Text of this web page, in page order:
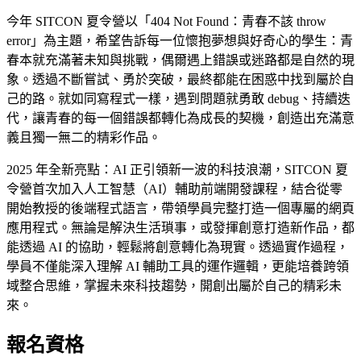
今年 SITCON 夏令營以「404 Not Found：青春不該 throw
error」為主題，希望告訴每一位懷抱夢想與好奇心的學生：青
春本就充滿著未知與挑戰，偶爾遇上錯誤或迷路都是自然的現
象。透過不斷嘗試、勇於突破，最終都能在困惑中找到屬於自
己的路。就如同寫程式一樣，遇到問題就勇敢 debug、持續迭
代，讓青春的每一個錯誤都轉化為成長的契機，創造出充滿意
義且獨一無二的精彩作品。
2025 年全新亮點：AI 正引領新一波的科技浪潮，SITCON 夏
令營首次加入人工智慧（AI）輔助前端開發課程，結合從零
開始教授的後端程式語言，帶領學員完整打造一個專屬的網頁
應用程式。無論是解決生活瑣事，或發揮創意打造新作品，都
能透過 AI 的協助，輕鬆將創意轉化為現實。透過實作過程，
學員不僅能深入理解 AI 輔助工具的運作邏輯，更能培養跨領
域整合思維，掌握未來科技趨勢，開創出屬於自己的精彩未
來。
報名資格